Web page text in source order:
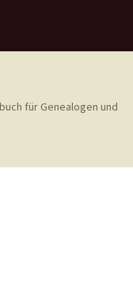
für Genealogen und